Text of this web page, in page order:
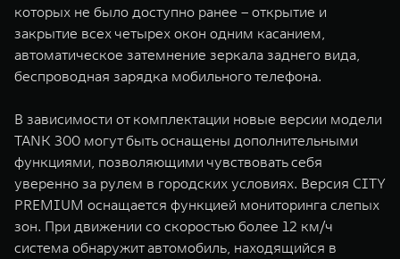
которых не было доступно ранее – открытие и
закрытие всех четырех окон одним касанием,
автоматическое затемнение зеркала заднего вида,
беспроводная зарядка мобильного телефона.
В зависимости от комплектации новые версии модели
TANK 300 могут быть оснащены дополнительными
функциями, позволяющими чувствовать себя
уверенно за рулем в городских условиях. Версия CITY
PREMIUM оснащается функцией мониторинга слепых
зон. При движении со скоростью более 12 км/ч
система обнаружит автомобиль, находящийся в